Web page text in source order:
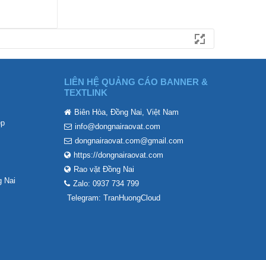
Nai
LIÊN HỆ QUẢNG CÁO BANNER &
TEXTLINK
Biên Hòa, Đồng Nai, Việt Nam
info@dongnairaovat.com
dongnairaovat.com@gmail.com
https://dongnairaovat.com
Rao vặt Đồng Nai
Zalo: 0937 734 799
Telegram: TranHuongCloud